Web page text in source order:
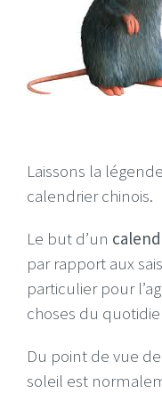
Laissons la
calendrier chinois.
Le but d’un
par rapport aux
particulier pour
choses du
Du point de vue
soleil est